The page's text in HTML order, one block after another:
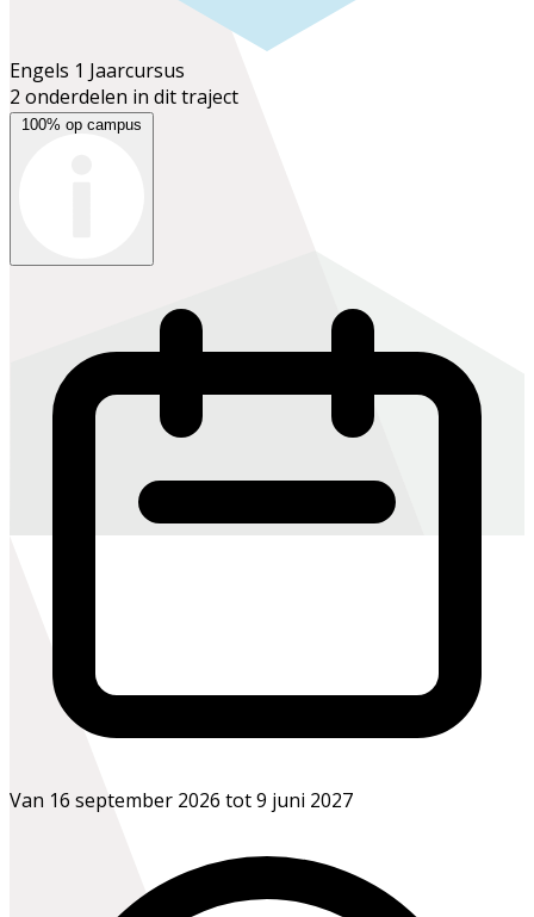
Engels 1 Jaarcursus
2 onderdelen in dit traject
100% op campus
Van 16 september 2026 tot 9 juni 2027